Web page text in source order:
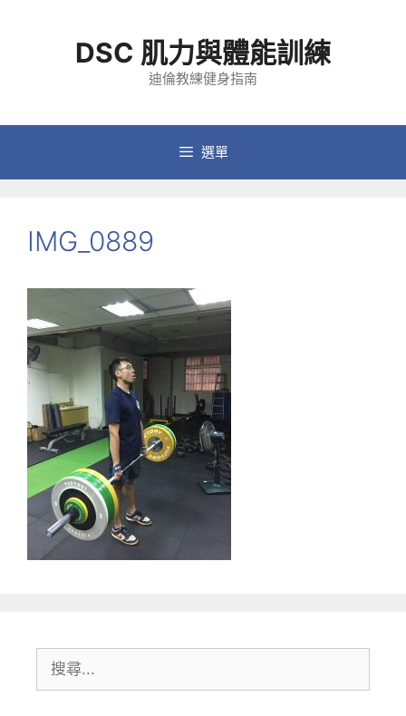
容
DSC 肌力與體能訓練
迪倫教練健身指南
選單
IMG_0889
尋: